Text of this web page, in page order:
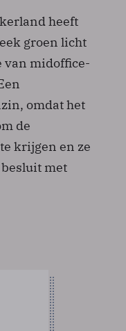
heeft
groen licht
van midoffice-
omdat het
de
krijgen en ze
met